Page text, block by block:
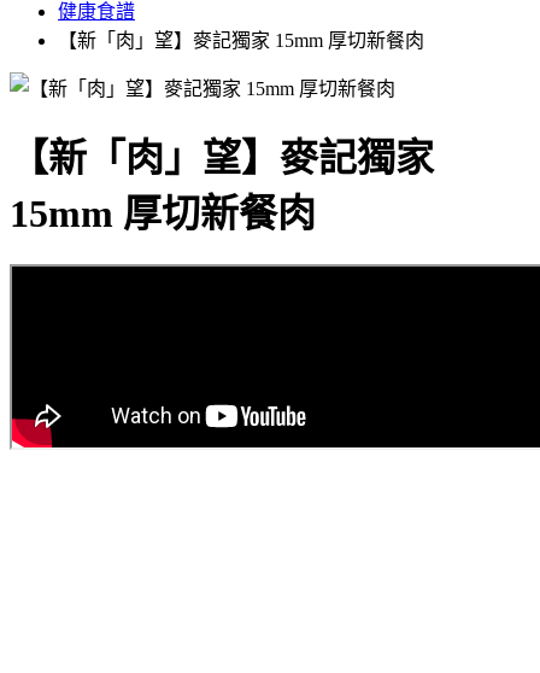
健康食譜
【新「肉」望】麥記獨家 15mm 厚切新餐肉
【新「肉」望】麥記獨家
15mm 厚切新餐肉